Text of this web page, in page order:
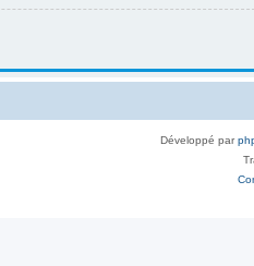
Développé par